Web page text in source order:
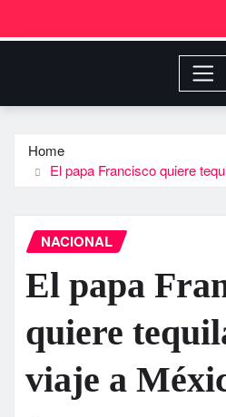
Home
El papa Francisco quiere
NACIONAL
El papa
quiere
viaje a